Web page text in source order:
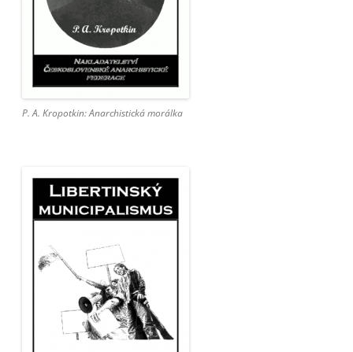
P. A. Kropotkin: Anarchistická morálka